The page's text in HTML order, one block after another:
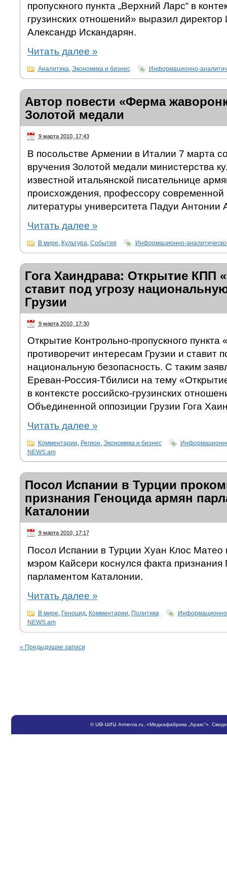
пропускного пункта „Верхний Ларс“ в
грузинских отношений» выразил директор
Александр Искандарян.
Читать далее »
Аналитика, Экономика и бизнес Информационно-
Автор повести «Ферма
Золотой медали
9 марта 2010, 17:43
В посольстве Армении в Италии 7 марта
вручения Золотой медали министерства
известной итальянской писательнице
происхождения, профессору современной
литературы университета Падуи Антонии
Читать далее »
В мире Культура События Информационно-
Гога Хаиндрава: Открытие КПП
ставит под угрозу
Грузии
9 марта 2010, 17:30
Открытие Контрольно-пропускного пункта
противоречит интересам Грузии и ставит
национальную безопасность. С таким
Ереван-Россия-Тбилиси на тему
в контексте российско-грузинских
Объединенной оппозиции Грузии Гога
Читать далее »
Комментарии, Регион, Экономика и бизнес
NEWS.am
Посол Испании в Турции
признания Геноцида армян
Каталонии
9 марта 2010, 17:17
Посол Испании в Турции Хуан Клос Матео
мэром Кайсери коснулся факта признания
парламентом Каталонии.
Читать далее »
В мире, Геноцид, Комментарии, Политика
NEWS.am
« Предыдущие записи
©ՍԹ-ՍԺԱ Armenia.ru , «Медиафабрика „Аракс“».